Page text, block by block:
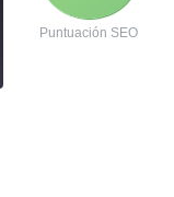
Puntuación SEO